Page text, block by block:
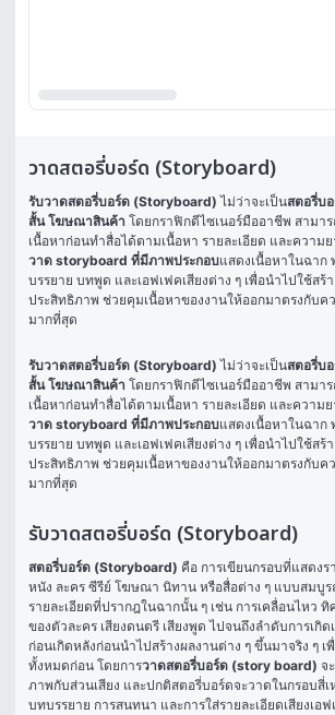
วาดสตอรี่บอร์ด (Storyboard)
รับวาดสตอรี่บอร์ด (Storyboard) ไม่ว่าจะเป็นสตอรี่บ
สั้น โฆษณาสินค้า โดยกราฟิกดีไซเนอร์มืออาชีพ สามา
เนื้อหาก่อนทำสื่อได้ตามเนื้อหา รายละเอียด และความ
วาด storyboard ที่มีภาพประกอบแสดงเนื้อหาในฉาก
บรรยาย บทพูด และเอฟเฟคเสียงต่าง ๆ เพื่อนำไปใช้สร้
ประสิทธิภาพ ช่วยคุมเนื้อหาของงานให้ออกมาตรงกับ
มากที่สุด
รับวาดสตอรี่บอร์ด (Storyboard) ไม่ว่าจะเป็นสตอรี่บ
สั้น โฆษณาสินค้า โดยกราฟิกดีไซเนอร์มืออาชีพ สามา
เนื้อหาก่อนทำสื่อได้ตามเนื้อหา รายละเอียด และความ
วาด storyboard ที่มีภาพประกอบแสดงเนื้อหาในฉาก
บรรยาย บทพูด และเอฟเฟคเสียงต่าง ๆ เพื่อนำไปใช้สร้
ประสิทธิภาพ ช่วยคุมเนื้อหาของงานให้ออกมาตรงกับ
มากที่สุด
รับวาดสตอรี่บอร์ด (Storyboard)
สตอรี่บอร์ด (Storyboard) คือ การเขียนกรอบที่แสดง
หนัง ละคร ซีรีย์ โฆษณา นิทาน หรือสื่อต่าง ๆ แบบสมบู
รายละเอียดที่ปรากฎในฉากนั้น ๆ เช่น การเคลื่อนไหว
ของตัวละคร เสียงดนตรี เสียงพูด ไปจนถึงลำดับการเกิด
ก่อนเกิดหลังก่อนนำไปสร้างผลงานต่าง ๆ ขึ้นมาจริง ๆ เ
ทั้งหมดก่อน โดยการวาดสตอรี่บอร์ด (story board) จ
ภาพกับส่วนเสียง และปกติสตอรี่บอร์ดจะวาดในกรอบสี่
บทบรรยาย การสนทนา และการใส่รายละเอียดเสียงเอ